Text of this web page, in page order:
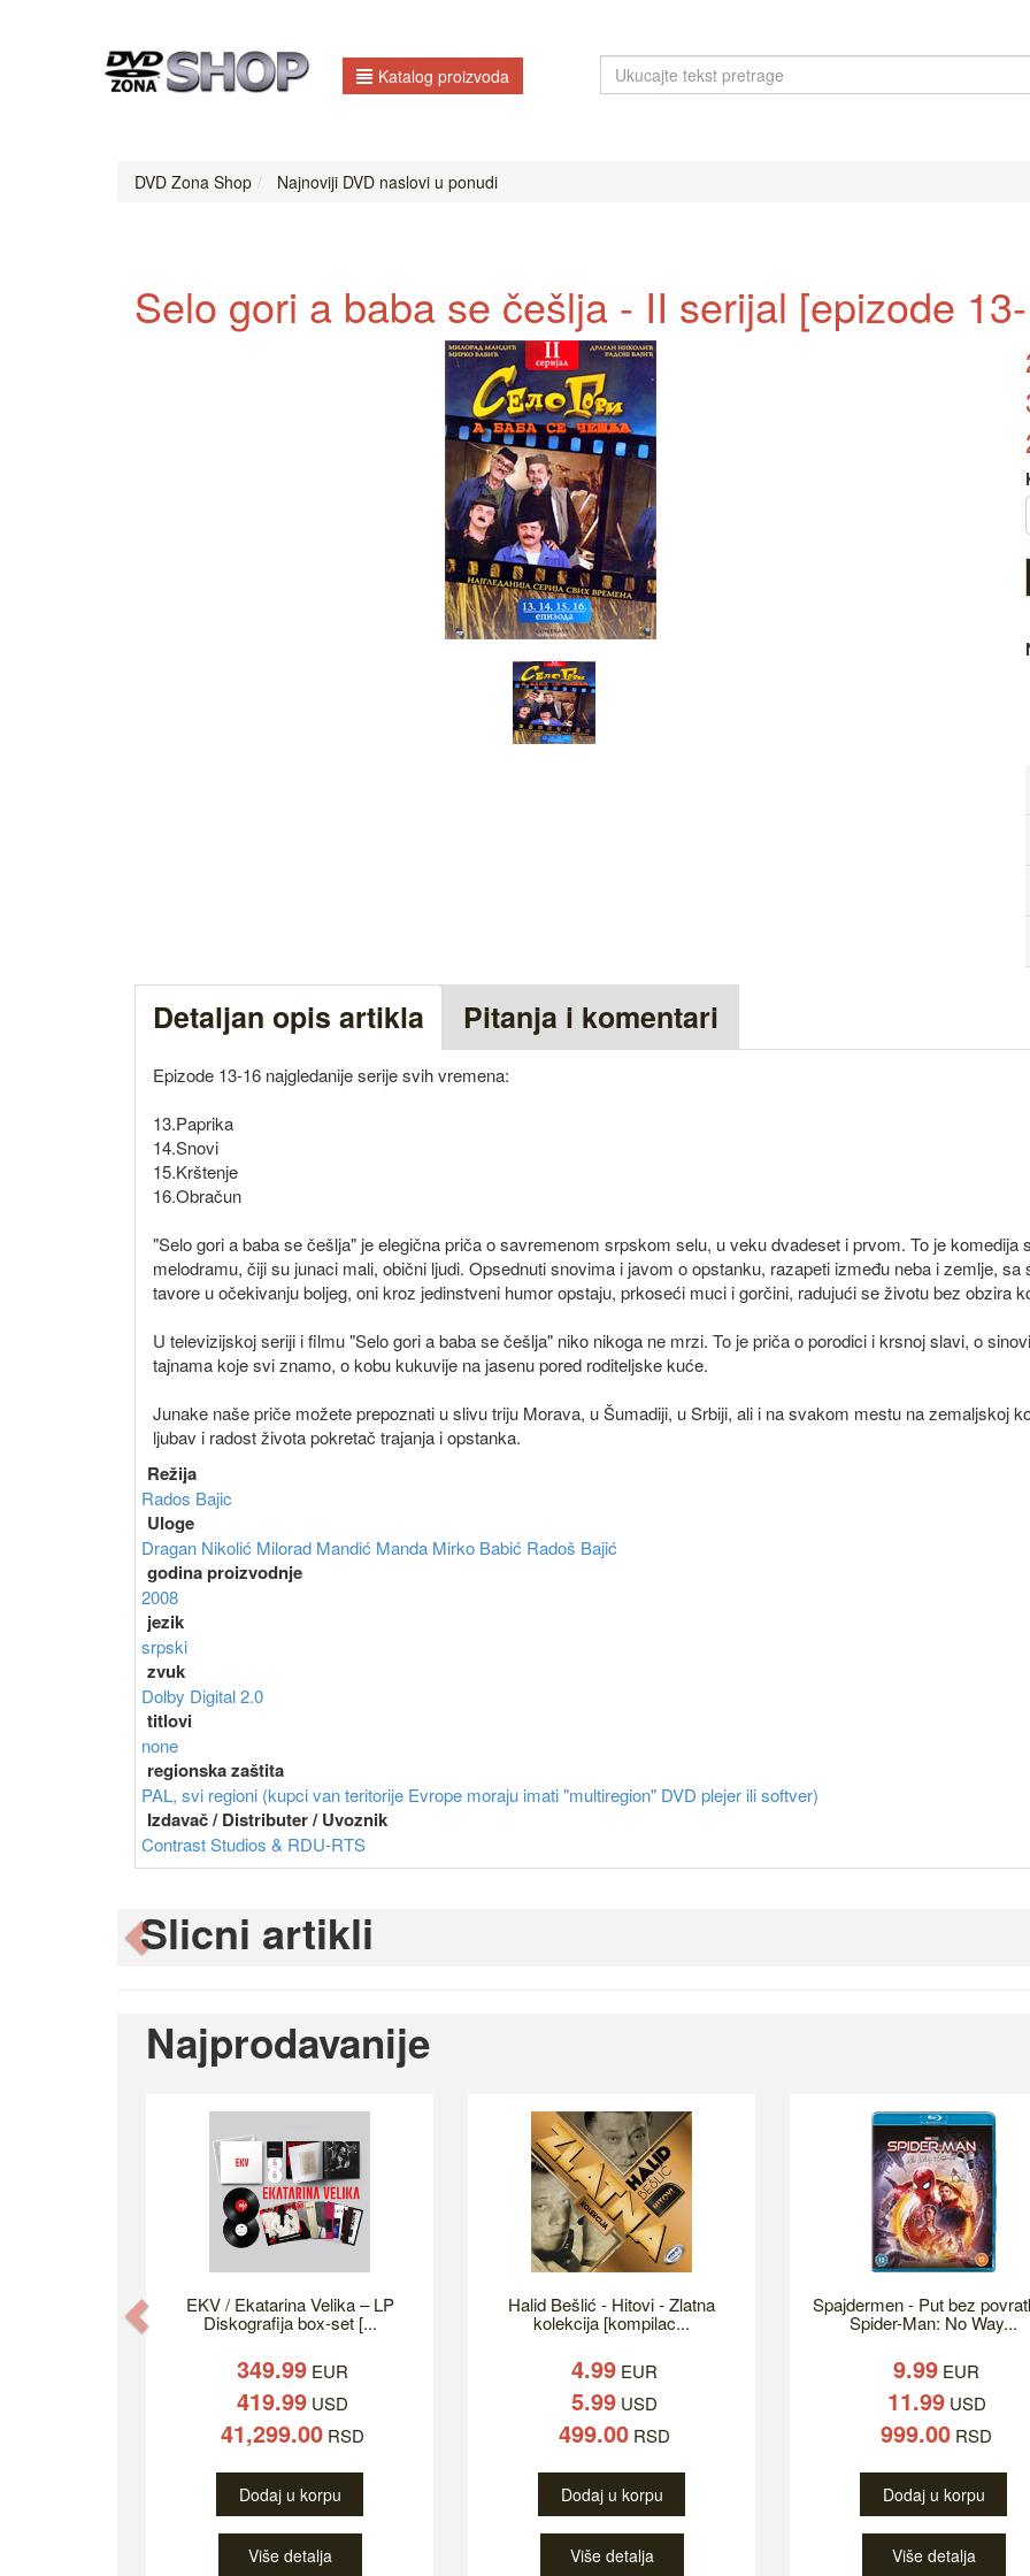
Katalog proizvoda
DVD Zona Shop Najnoviji DVD naslovi u ponudi
Selo gori a baba se češlja - II serijal [epizode
Detaljan opis artikla Pitanja i komentari
Epizode 13-16 najgledanije serije svih vremena:
13.Paprika
14.Snovi
15.Krštenje
16.Obračun
"Selo gori a baba se češlja" je elegična priča o savremenom srpskom selu, u veku dvadeset i prvom. To je komedija
melodramu, čiji su junaci mali, obični ljudi. Opsednuti snovima i javom o opstanku, razapeti između neba i zemlje, sa
tavore u očekivanju boljeg, oni kroz jedinstveni humor opstaju, prkoseći muci i gorčini, radujući se životu bez obzira
U televizijskoj seriji i filmu "Selo gori a baba se češlja" niko nikoga ne mrzi. To je priča o porodici i krsnoj slavi, o
tajnama koje svi znamo, o kobu kukuvije na jasenu pored roditeljske kuće.
Junake naše priče možete prepoznati u slivu triju Morava, u Šumadiji, u Srbiji, ali i na svakom mestu na zemaljskoj
ljubav i radost života pokretač trajanja i opstanka.
Režija
Rados Bajic
Uloge
Dragan Nikolić Milorad Mandić Manda Mirko Babić Radoš Bajić
godina proizvodnje
2008
jezik
srpski
zvuk
Dolby Digital 2.0
titlovi
none
regionska zaštita
PAL, svi regioni (kupci van teritorije Evrope moraju imati "multiregion" DVD plejer ili softver)
Izdavač / Distributer / Uvoznik
Contrast Studios & RDU-RTS
Slicni artikli
Previous
Najprodavanije
EKV / Ekatarina Velika – LP
Diskografija box-set [...
349.99 EUR
419.99 USD
41,299.00 RSD
Dodaj u korpu
Više detalja
Halid Bešlić - Hitovi - Zlatna
kolekcija [kompilac...
4.99 EUR
5.99 USD
499.00 RSD
Dodaj u korpu
Više detalja
Spajdermen - Put bez
Spider-Man: No Way...
9.99 EUR
11.99USD
999.00 RSD
Dodaj u korpu
Više detalja
Previous